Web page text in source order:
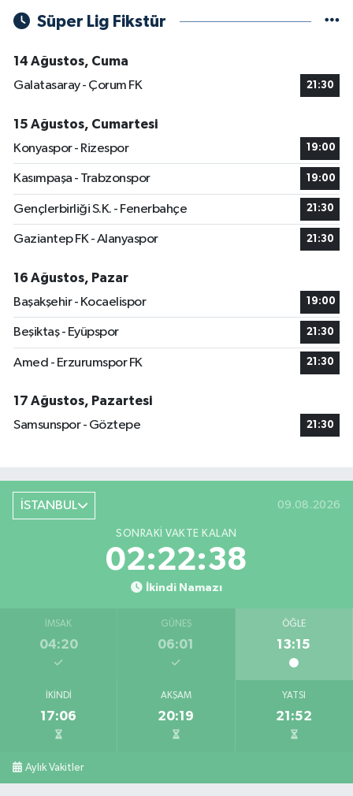
Süper Lig Fikstür
14 Ağustos, Cuma
Galatasaray - Çorum FK
21:30
15 Ağustos, Cumartesi
Konyaspor - Rizespor
19:00
Kasımpaşa - Trabzonspor 19:00
Gençlerbirliği S.K. - Fenerbahçe 21:30
Gaziantep FK - Alanyaspor 21:30
16 Ağustos, Pazar
Başakşehir - Kocaelispor
19:00
Beşiktaş - Eyüpspor 21:30
Amed - Erzurumspor FK 21:30
17 Ağustos, Pazartesi
Samsunspor - Göztepe
21:30
İSTANBUL 09.08.2026
SONRAKI VAKTE KALAN
02:22:38
İkindi Namazı
İMSAK
04:20
GÜNEŞ
06:01
ÖĞLE
13:15
İKINDI
17:06
AKŞAM
20:19
YATSI
21:52
Aylık Vakitler